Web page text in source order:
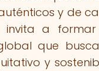
y de
invita a
que
y